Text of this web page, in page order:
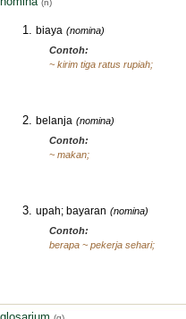
(n)
biaya (nomina)
Contoh:
~ kirim tiga ratus rupiah;
belanja (nomina)
Contoh:
~ makan;
upah; bayaran (nomina)
Contoh:
berapa ~ pekerja sehari;